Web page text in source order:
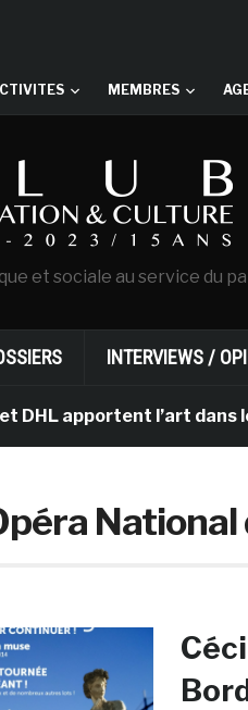
MEMBRES
et sociale au service du
INTERVIEWS /
apportent l’art dans les